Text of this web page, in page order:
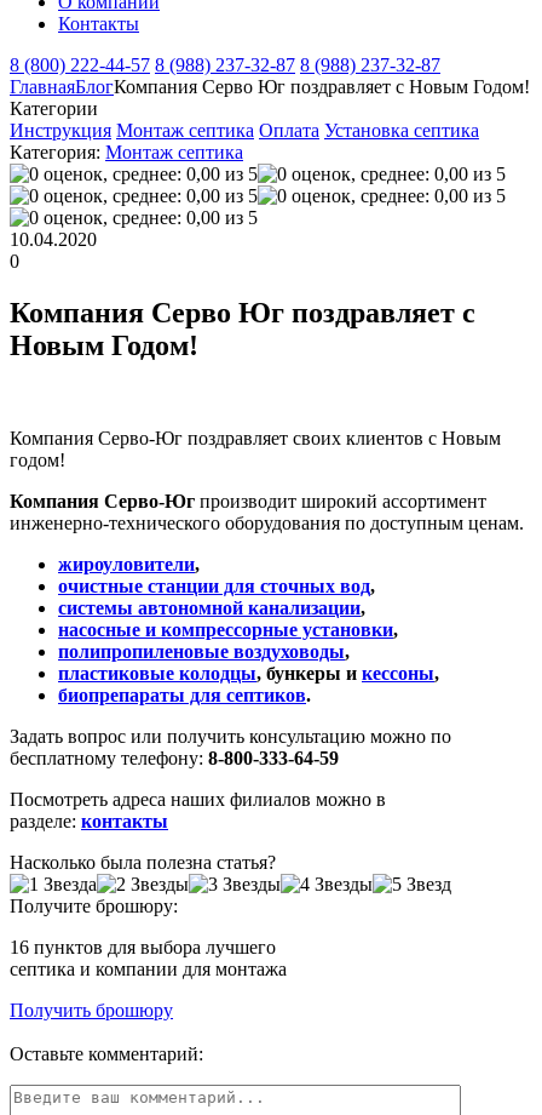
Контакты
8 (800) 222-44-57 8 (988) 237-32-87 8 (988) 237-32-87
ГлавнаяБлогКомпания Серво Юг поздравляет с Новым Годом!
Категории
Инструкция Монтаж септика Оплата Установка септика
Категория: Монтаж септика
10.04.2020
0
Компания Серво Юг поздравляет с
Новым Годом!
Компания Серво-Юг поздравляет своих клиентов с Новым
годом!
Компания Серво-Юг производит широкий ассортимент
инженерно-технического оборудования по доступным ценам.
жироуловители,
очистные станции для сточных вод,
системы автономной канализации,
насосные и компрессорные установки,
полипропиленовые воздуховоды,
пластиковые колодцы, бункеры и кессоны,
биопрепараты для септиков.
Задать вопрос или получить консультацию можно по
бесплатному телефону: 8-800-333-64-59
Посмотреть адреса наших филиалов можно в
разделе: контакты
Насколько была полезна статья?
Получите брошюру:
16 пунктов для выбора лучшего
септика и компании для монтажа
Получить брошюру
Оставьте комментарий: